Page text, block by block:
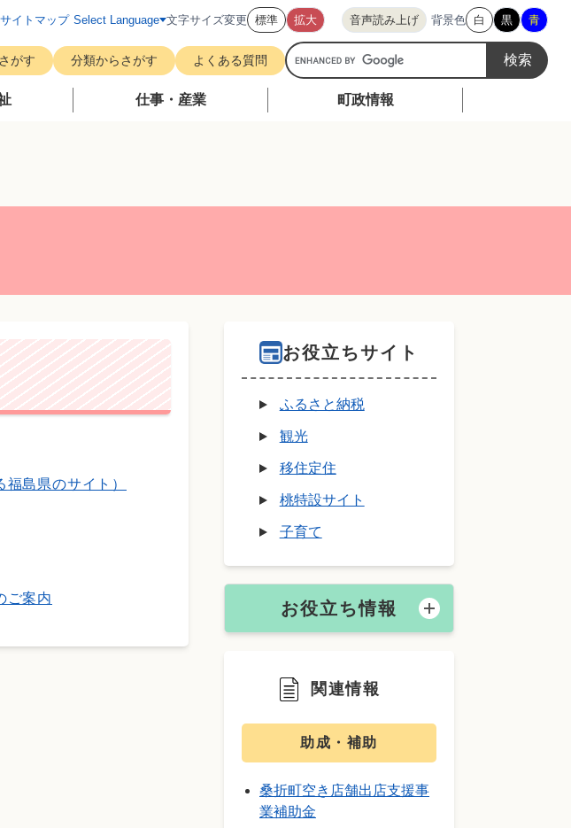
本文へ
サイトマップ Select Language 文字サイズ変更 標準 拡大 音声読み上げ 背景色 白 黒 青
がす 分類からさがす よくある質問
G
o
仕事・産業 町政情報
島県のサイト）
ご案内
お役立ちサイト
ふるさと納税
観光
移住定住
桃特設サイト
子育て
お役立ち情報
関連情報
助成・補助
桑折町空き店舗出店支援事
業補助金